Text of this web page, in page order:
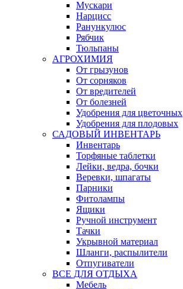
Мускари
Нарцисс
Ранункулюс
Рябчик
Тюльпаны
АГРОХИМИЯ
От грызунов
От сорняков
От вредителей
От болезней
Удобрения для цветочных
Удобрения для плодовых
САДОВЫЙ ИНВЕНТАРЬ
Инвентарь
Торфяные таблетки
Лейки, ведра, бочки
Веревки, шпагаты
Парники
Фитолампы
Ящики
Ручной инструмент
Тачки
Укрывной материал
Шланги, распылители
Отпугиватели
ВСЕ ДЛЯ ОТДЫХА
Мебель